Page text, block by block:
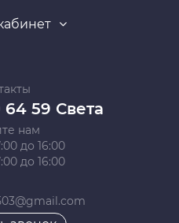
64 59 Света
нам
до 16:00
до 16:00